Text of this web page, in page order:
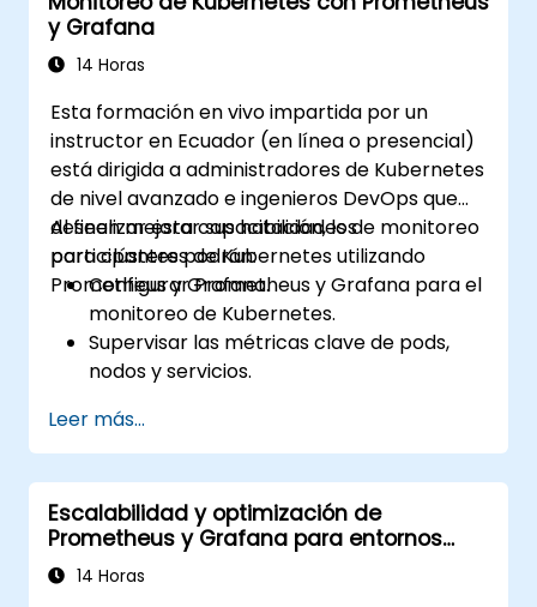
rendimiento del sistema.
y Grafana
14 Horas
Esta formación en vivo impartida por un
instructor en Ecuador (en línea o presencial)
está dirigida a administradores de Kubernetes
de nivel avanzado e ingenieros DevOps que
deseen mejorar sus habilidades de monitoreo
para clústeres de Kubernetes utilizando
Prometheus y Grafana.
Al finalizar esta capacitación, los
participantes podrán:
Configurar Prometheus y Grafana para el
monitoreo de Kubernetes.
Supervisar las métricas clave de pods,
nodos y servicios.
visualizar el estado y el rendimiento del
clúster.
Implementar estrategias de alertas para
la resolución proactiva de problemas.
Aplicar mejores prácticas para escalar
soluciones de monitoreo en entornos
Leer más...
Escalabilidad y optimización de
Prometheus y Grafana para entornos
grandes
14 Horas